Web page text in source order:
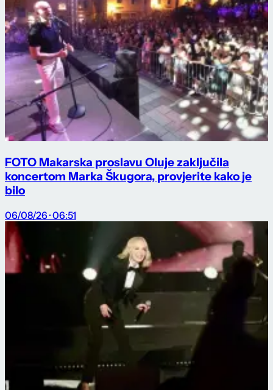
FOTO Makarska proslavu Oluje zaključila
koncertom Marka Škugora, provjerite kako je
bilo
06/08/26 · 06:51